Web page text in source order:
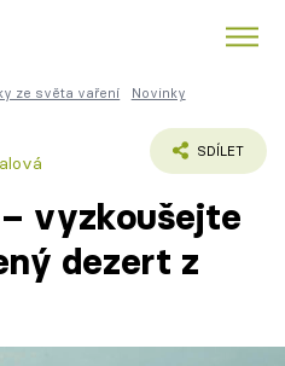
ze světa vaření Novinky
SDÍLET
vyzkoušejte
dezert z